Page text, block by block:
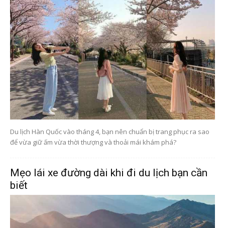
Du lịch Hàn Quốc vào tháng 4, bạn nên chuẩn bị trang phục ra sao
để vừa giữ ấm vừa thời thượng và thoải mái khám phá?
Mẹo lái xe đường dài khi đi du lịch bạn cần
biết